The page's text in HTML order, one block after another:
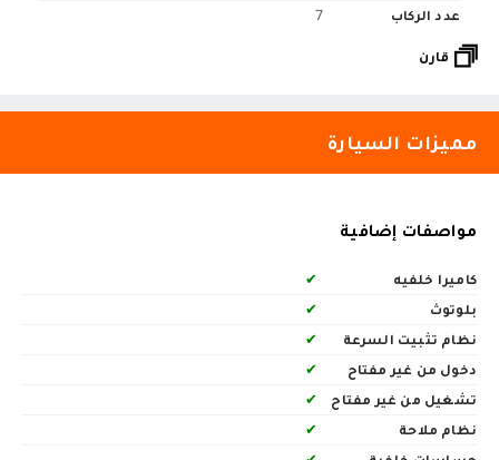
عدد الركاب
7
قارن
مميزات السيارة
مواصفات إضافية
كاميرا خلفيه
✔
بلوتوث
✔
نظام تثبيت السرعة
✔
دخول من غير مفتاح
✔
تشغيل من غير مفتاح
✔
نظام ملاحة
✔